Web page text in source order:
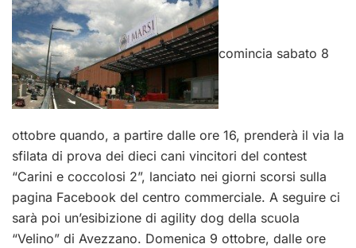
comincia sabato 8
ottobre quando, a partire dalle ore 16, prenderà il via la
sfilata di prova dei dieci cani vincitori del contest
“Carini e coccolosi 2”, lanciato nei giorni scorsi sulla
pagina Facebook del centro commerciale. A seguire ci
sarà poi un’esibizione di agility dog della scuola
“Velino” di Avezzano. Domenica 9 ottobre, dalle ore